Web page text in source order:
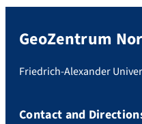
GeoZentrum
Friedrich-Alexander
Contact and